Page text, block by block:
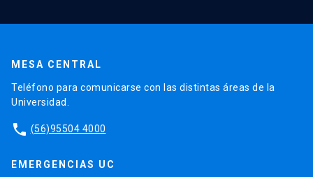
MESA CENTRAL
Teléfono para comunicarse con las distintas áreas de la
Universidad.
phone (56)95504 4000
EMERGENCIAS UC